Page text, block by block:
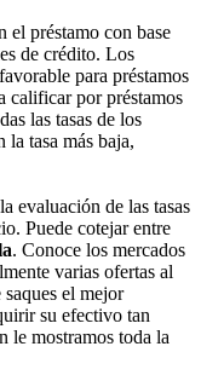
el préstamo con base
de crédito. Los
para préstamos
calificar por préstamos
las tasas de los
la tasa más baja,
evaluación de las tasas
Puede cotejar entre
. Conoce los mercados
varias ofertas al
el mejor
su efectivo tan
le mostramos toda la